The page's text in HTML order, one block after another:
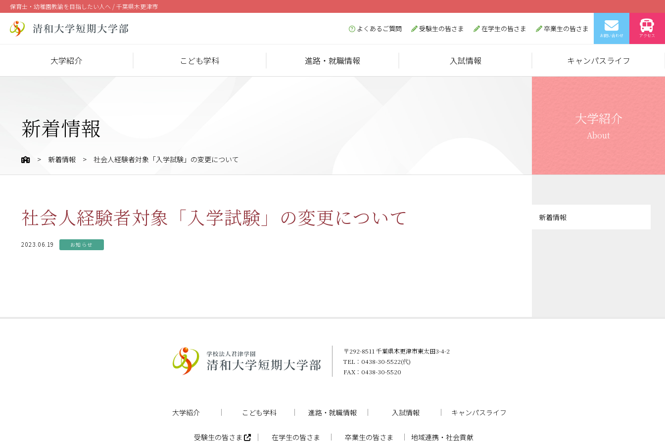
保育士・幼稚園教諭を目指したい人へ / 千葉県木更津市
よくあるご質問 受験生の皆さま 在学生の皆さま 卒業生の皆さま
お問い合わせ アクセス
大学紹介 こども学科 進路・就職情報 入試情報 キャンパスライフ
新着情報
新着情報 社会人経験者対象「入学試験」の変更について
大学紹介
About
社会人経験者対象「入学試験」の変更について
2023.06.19 お知らせ
新着情報
〒292-8511 千葉県木更津市東太田3-4-2
TEL：0438-30-5522(代)
FAX：0438-30-5520
大学紹介 こども学科 進路・就職情報 入試情報 キャンパスライフ
受験生の皆さま 在学生の皆さま 卒業生の皆さま 地域連携・社会貢献